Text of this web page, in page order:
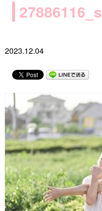
27886116_s
2023.12.04